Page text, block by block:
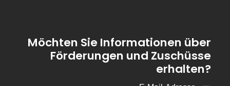
Möchten Sie Informationen über
Förderungen und Zuschüsse
erhalten?